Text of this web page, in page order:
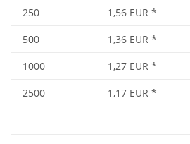
250
1,56 EUR *
500
1,36 EUR *
1000
1,27 EUR *
2500
1,17 EUR *